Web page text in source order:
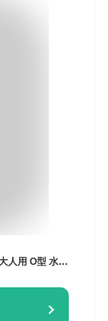
Smilemoon 浮き輪 うきわ 浮輪 直径60cm 子供用 大人用 O型 水遊び用 浮き具 海水浴 日光浴 ビーチ 夏休み 暑さ対策 プール キラキラ 可愛い 70#